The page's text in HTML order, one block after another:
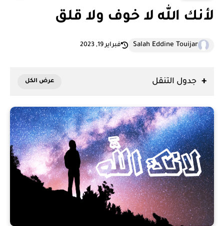
لأنك الله لا خوف ولا قلق
Salah Eddine Touijar فبراير 19, 2023
جدول التنقل